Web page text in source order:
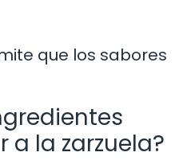
que los sabores
a la zarzuela?